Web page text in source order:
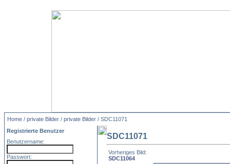
Home / private Bilder / private Bilder / SDC11071
Registrierte Benutzer
Benutzername:
Passwort:
SDC11071
Vorheriges Bild:
SDC11064